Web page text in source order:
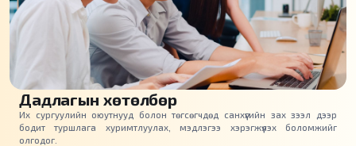
Дадлагын хөтөлбөр
Их сургуулийн оюутнууд болон төгсөгчдөд санхүүгийн зах зээл дээр
бодит туршлага хуримтлуулах, мэдлэгээ хэрэгжүүлэх боломжийг
олгодог.